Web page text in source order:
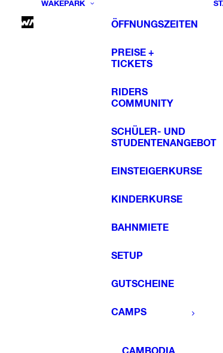
WAKEPARK
ÖFFNUNGSZEITEN
PREISE +
TICKETS
RIDERS
COMMUNITY
SCHÜLER- UND
STUDENTENANGEBOT
EINSTEIGERKURSE
KINDERKURSE
BAHNMIETE
SETUP
GUTSCHEINE
CAMPS